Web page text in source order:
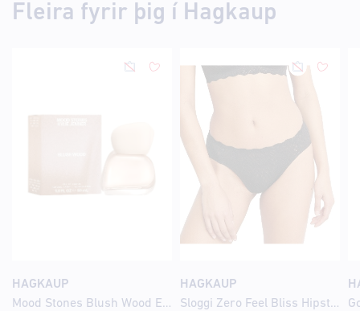
Fleira fyrir þig í Hagkaup
HAGKAUP
Mood Stones Blush Wood Eau de Parfum
HAGKAUP
Sloggi Zero Feel Bliss Hipster Svartar